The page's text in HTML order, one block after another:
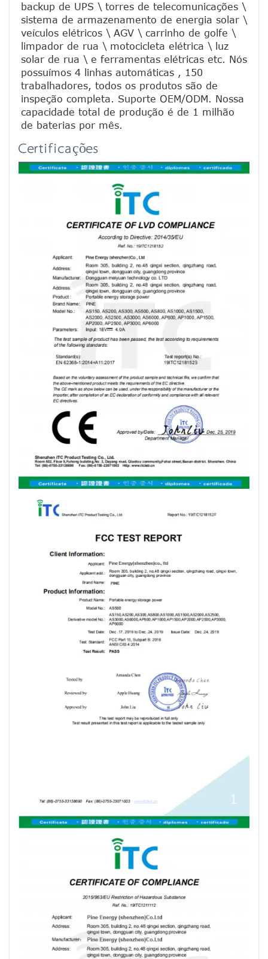
backup de UPS \ torres de telecomunicações \
sistema de armazenamento de energia solar \
veículos elétricos \ AGV \ carrinho de golfe \
limpador de rua \ motocicleta elétrica \ luz
solar de rua \ e ferramentas elétricas etc. Nós
possuímos 4 linhas automáticas , 150
trabalhadores, todos os produtos são de
inspeção completa. Suporte OEM/ODM. Nossa
capacidade total de produção é de 1 milhão
de baterias por mês.
Certificações